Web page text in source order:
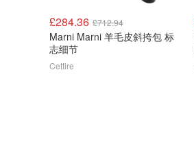
£284.36 £712.94
Marni Marni 羊毛皮斜挎包 标
志细节
Cettire